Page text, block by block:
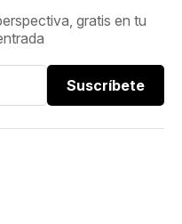
gratis en tu
Suscríbete